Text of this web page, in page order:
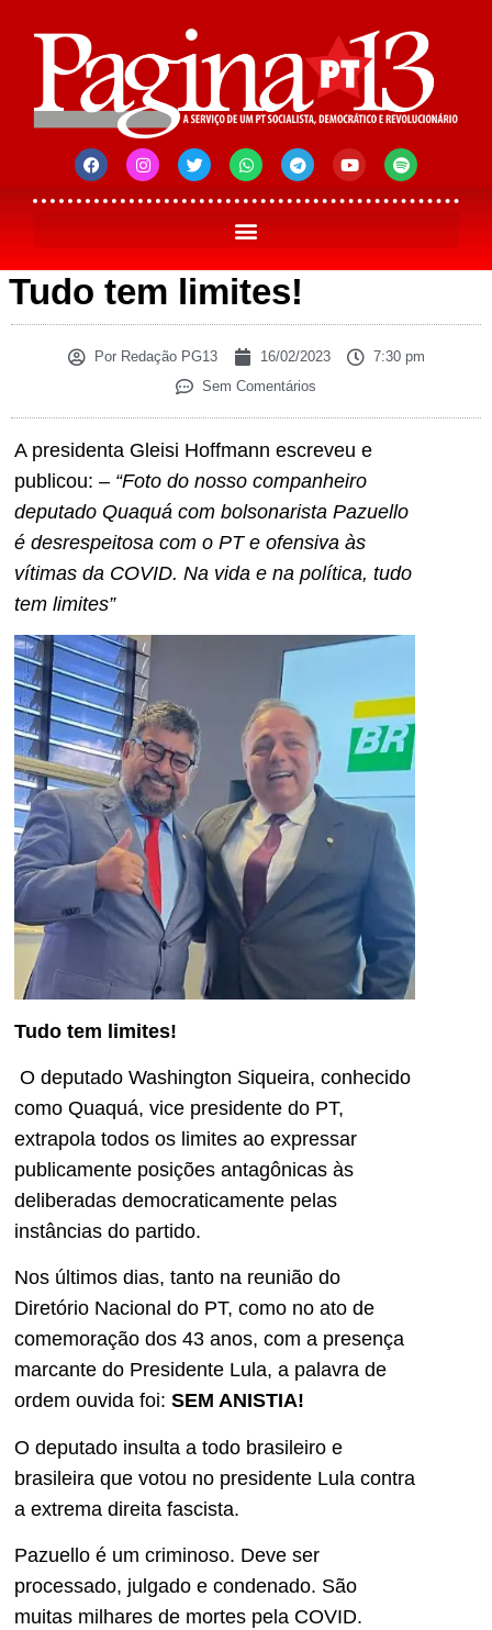
Tudo tem limites!
PorRedação PG13 16/02/2023
7:30 pm
Sem Comentários
A presidenta Gleisi Hoffmann escreveu e
publicou: – “Foto do nosso companheiro
deputado Quaquá com bolsonarista Pazuello
é desrespeitosa com o PT e ofensiva às
vítimas da COVID. Na vida e na política, tudo
tem limites”
Tudo tem limites!
O deputado Washington Siqueira, conhecido
como Quaquá, vice presidente do PT,
extrapola todos os limites ao expressar
publicamente posições antagônicas às
deliberadas democraticamente pelas
instâncias do partido.
Nos últimos dias, tanto na reunião do
Diretório Nacional do PT, como no ato de
comemoração dos 43 anos, com a presença
marcante do Presidente Lula, a palavra de
ordem ouvida foi: SEM ANISTIA!
O deputado insulta a todo brasileiro e
brasileira que votou no presidente Lula contra
a extrema direita fascista.
Pazuello é um criminoso. Deve ser
processado, julgado e condenado. São
muitas milhares de mortes pela COVID.